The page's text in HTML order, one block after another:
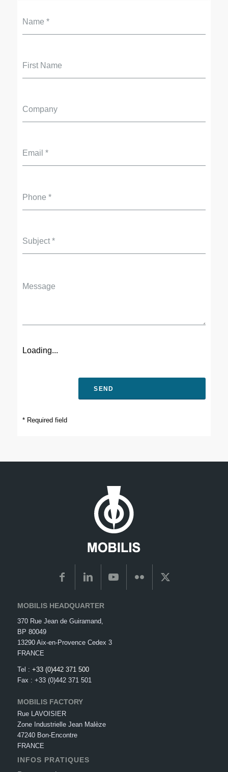
Loading...
* Required field
MOBILIS HEADQUARTER
370 Rue Jean de Guiramand,
BP 80049
13290 Aix-en-Provence Cedex 3
FRANCE
Tel : +33 (0)442 371 500
Fax : +33 (0)442 371 501
MOBILIS FACTORY
Rue LAVOISIER
Zone Industrielle Jean Malèze
47240 Bon-Encontre
FRANCE
INFOS PRATIQUES